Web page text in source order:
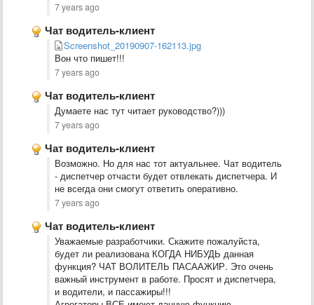
7 years ago
Чат водитель-клиент
Screenshot_20190907-162113.jpg
Вон что пишет!!!
7 years ago
Чат водитель-клиент
Думаете нас тут читает руководство?)))
7 years ago
Чат водитель-клиент
Возможно. Но для нас тот актуальнее. Чат водитель
- диспетчер отчасти будет отвлекать диспетчера. И
не всегда они смогут ответить оперативно.
7 years ago
Чат водитель-клиент
Уважаемые разработчики. Скажите пожалуйста,
будет ли реализована КОГДА НИБУДЬ данная
функция? ЧАТ ВОЛИТЕЛЬ ПАСААЖИР. Это очень
важный инструмент в работе. Просят и диспетчера,
и водители, и пассажиры!!!